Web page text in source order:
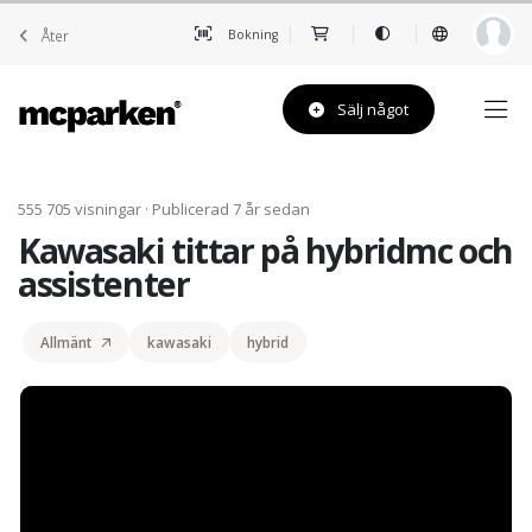
Åter Bokning
Sälj något
555 705 visningar · Publicerad 7 år sedan
Kawasaki tittar på hybridmc och
assistenter
Allmänt kawasaki hybrid